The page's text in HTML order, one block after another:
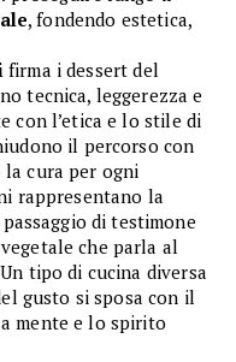
, fondendo estetica,
firma i dessert del
tecnica, leggerezza e
con l’etica e lo stile di
il percorso con
cura per ogni
rappresentano la
di testimone
che parla al
tipo di cucina diversa
gusto si sposa con il
mente e lo spirito